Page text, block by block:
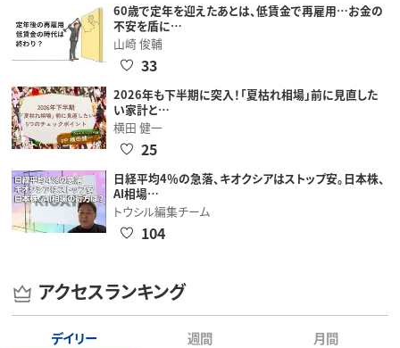
60歳で定年を迎えたあとは、低賃金で再雇用…お金の
不安を盾に…
山崎 俊輔
33
2026年も下半期に突入！「夏枯れ相場」前に見直した
い家計と…
横田 健一
25
日経平均4％の急落、キオクシアはストップ安。日本株、
AI相場…
トウシル編集チーム
104
アクセスランキング
デイリー 週間 月間